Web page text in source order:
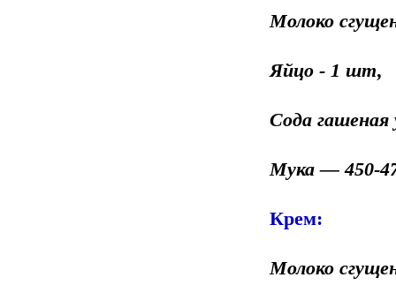
Молоко
Яйцо - 1 шт,
Сода гашеная
Мука — 450-
Крем:
Молоко